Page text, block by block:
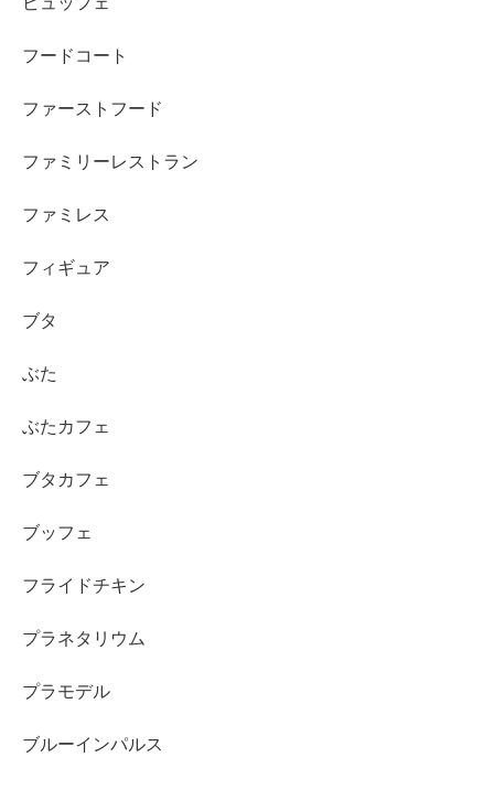
フードコート
ファーストフード
ファミリーレストラン
ファミレス
フィギュア
ブタ
ぶた
ぶたカフェ
ブタカフェ
ブッフェ
フライドチキン
プラネタリウム
プラモデル
ブルーインパルス